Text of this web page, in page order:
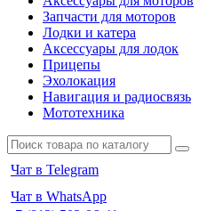
Запчасти для моторов
Лодки и катера
Аксессуары для лодок
Прицепы
Эхолокация
Навигация и радиосвязь
Мототехника
Чат в Telegram
Чат в WhatsApp